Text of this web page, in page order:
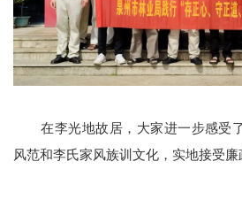
在李光地故居，大家进一步感受
风范和李氏家风族训文化，实地接受廉